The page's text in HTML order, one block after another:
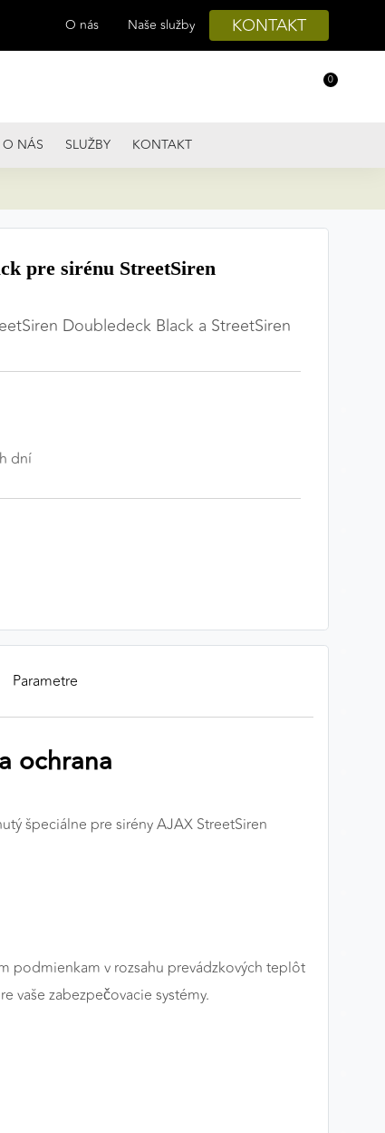
O nás Naše služby KONTAKT
0
O NÁS SLUŽBY KONTAKT
pre sirénu StreetSiren
Doubledeck Black a StreetSiren
dní
Parametre
ochrana
špeciálne pre sirény AJAX StreetSiren
podmienkam v rozsahu prevádzkových teplôt
vaše zabezpečovacie systémy.